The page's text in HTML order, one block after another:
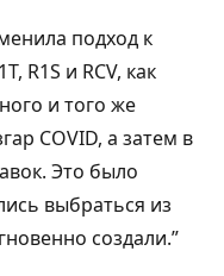
подход к
R1S и RCV, как
и того же
COVID, а затем в
Это было
выбраться из
создали.”